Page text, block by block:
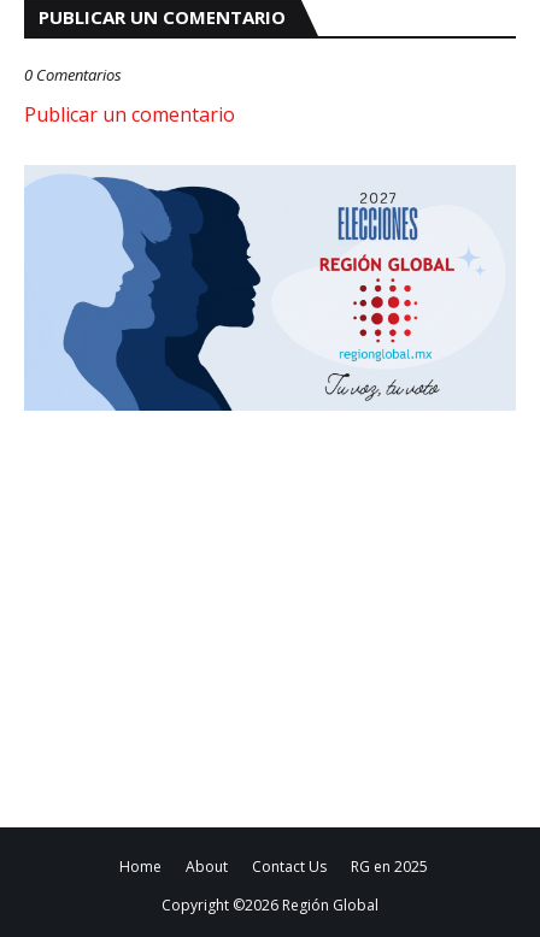
PUBLICAR UN COMENTARIO
0 Comentarios
Publicar un comentario
Home About Contact Us
RG en 2025
Copyright ©2026 Región Global